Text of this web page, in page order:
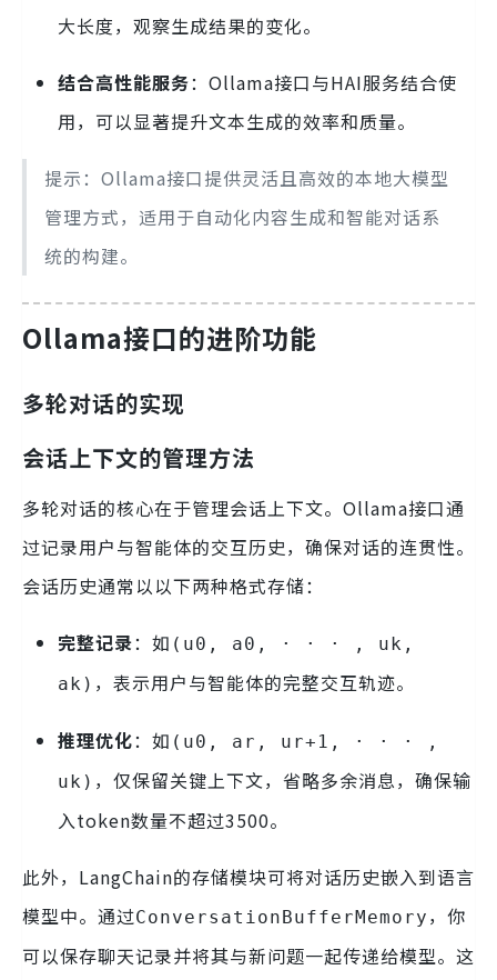
大长度，观察生成结果的变化。
结合高性能服务：Ollama接口与HAI服务结合使
用，可以显著提升文本生成的效率和质量。
提示：Ollama接口提供灵活且高效的本地大模型
管理方式，适用于自动化内容生成和智能对话系
统的构建。
Ollama接口的进阶功能
多轮对话的实现
会话上下文的管理方法
多轮对话的核心在于管理会话上下文。Ollama接口通
过记录用户与智能体的交互历史，确保对话的连贯性。
会话历史通常以以下两种格式存储：
完整记录：如 (u0, a0, · · · , uk,
ak) ，表示用户与智能体的完整交互轨迹。
推理优化：如 (u0, ar, ur+1, · · · ,
uk) ，仅保留关键上下文，省略多余消息，确保输
入token数量不超过3500。
此外，LangChain的存储模块可将对话历史嵌入到语言
模型中。通过ConversationBufferMemory ，你
可以保存聊天记录并将其与新问题一起传递给模型。这